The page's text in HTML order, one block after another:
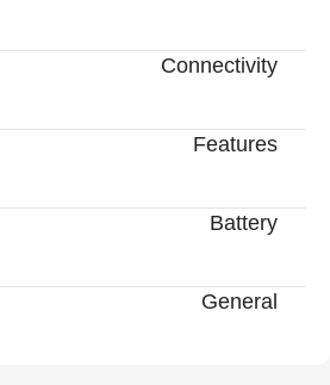
Connectivity
Features
Battery
General